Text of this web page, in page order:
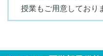
授業もご用意してお